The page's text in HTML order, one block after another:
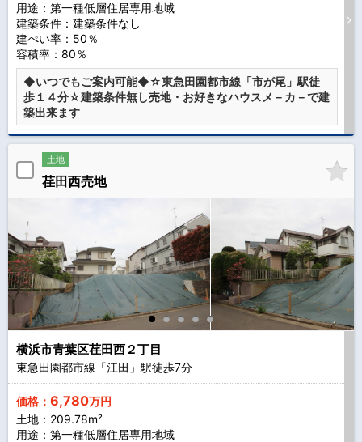
用途：第一種低層住居専用地域
建築条件： 建築条件なし
建ぺい率：50％
容積率：80％
◆いつでもご案内可能◆☆東急田園都市線「市が尾」駅徒
歩１４分☆建築条件無し売地・お好きなハウスメ－カ－で建
築出来ます
土地
荏田西売地
横浜市青葉区荏田西２丁目
東急田園都市線「江田」駅徒歩7分
価格： 6,780万円
土地：209.78m²
用途：第一種低層住居専用地域